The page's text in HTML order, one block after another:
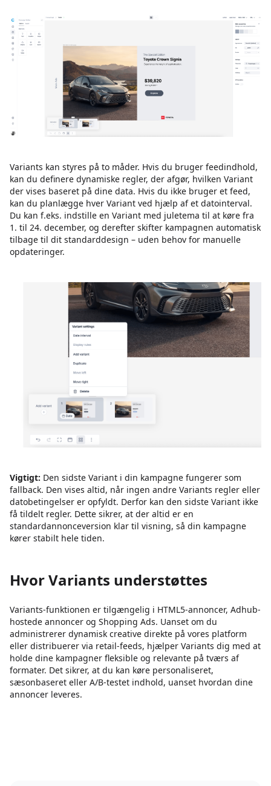
Variants kan styres på to måder. Hvis du bruger feedindhold,
kan du definere dynamiske regler, der afgør, hvilken Variant
der vises baseret på dine data. Hvis du ikke bruger et feed,
kan du planlægge hver Variant ved hjælp af et datointerval.
Du kan f.eks. indstille en Variant med juletema til at køre fra
1. til 24. december, og derefter skifter kampagnen automatisk
tilbage til dit standarddesign – uden behov for manuelle
opdateringer.
Vigtigt: Den sidste Variant i din kampagne fungerer som
fallback. Den vises altid, når ingen andre Variants regler eller
datobetingelser er opfyldt. Derfor kan den sidste Variant ikke
få tildelt regler. Dette sikrer, at der altid er en
standardannonceversion klar til visning, så din kampagne
kører stabilt hele tiden.
Hvor Variants understøttes
Variants-funktionen er tilgængelig i HTML5-annoncer, Adhub-
hostede annoncer og Shopping Ads. Uanset om du
administrerer dynamisk creative direkte på vores platform
eller distribuerer via retail-feeds, hjælper Variants dig med at
holde dine kampagner fleksible og relevante på tværs af
formater. Det sikrer, at du kan køre personaliseret,
sæsonbaseret eller A/B-testet indhold, uanset hvordan dine
annoncer leveres.